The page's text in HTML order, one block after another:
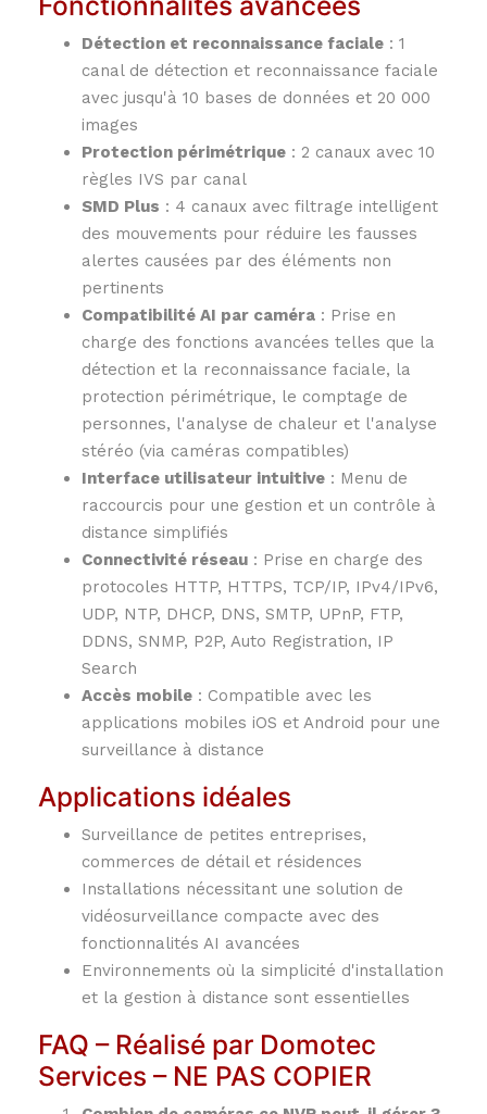
Détection et reconnaissance faciale : 1
canal de détection et reconnaissance faciale
avec jusqu'à 10 bases de données et 20 000
images
Protection périmétrique : 2 canaux avec 10
règles IVS par canal
SMD Plus : 4 canaux avec filtrage intelligent
des mouvements pour réduire les fausses
alertes causées par des éléments non
pertinents
Compatibilité AI par caméra : Prise en
charge des fonctions avancées telles que la
détection et la reconnaissance faciale, la
protection périmétrique, le comptage de
personnes, l'analyse de chaleur et l'analyse
stéréo (via caméras compatibles)
Interface utilisateur intuitive : Menu de
raccourcis pour une gestion et un contrôle à
distance simplifiés
Connectivité réseau : Prise en charge des
protocoles HTTP, HTTPS, TCP/IP, IPv4/IPv6,
UDP, NTP, DHCP, DNS, SMTP, UPnP, FTP,
DDNS, SNMP, P2P, Auto Registration, IP
Search
Accès mobile : Compatible avec les
applications mobiles iOS et Android pour une
surveillance à distance
Applications idéales
Surveillance de petites entreprises,
commerces de détail et résidences
Installations nécessitant une solution de
vidéosurveillance compacte avec des
fonctionnalités AI avancées
Environnements où la simplicité d'installation
et la gestion à distance sont essentielles
FAQ – Réalisé par Domotec
Services – NE PAS COPIER